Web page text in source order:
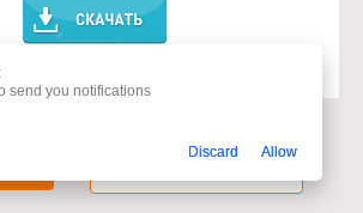
к музыкальному сервису
Скачать
send you notifications
Discard Allow